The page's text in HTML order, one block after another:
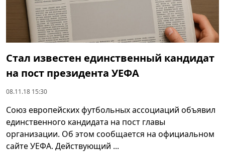
Стал известен единственный кандидат
на пост президента УЕФА
08.11.18 15:30
Союз европейских футбольных ассоциаций объявил
единственного кандидата на пост главы
организации. Об этом сообщается на официальном
сайте УЕФА. Действующий ...